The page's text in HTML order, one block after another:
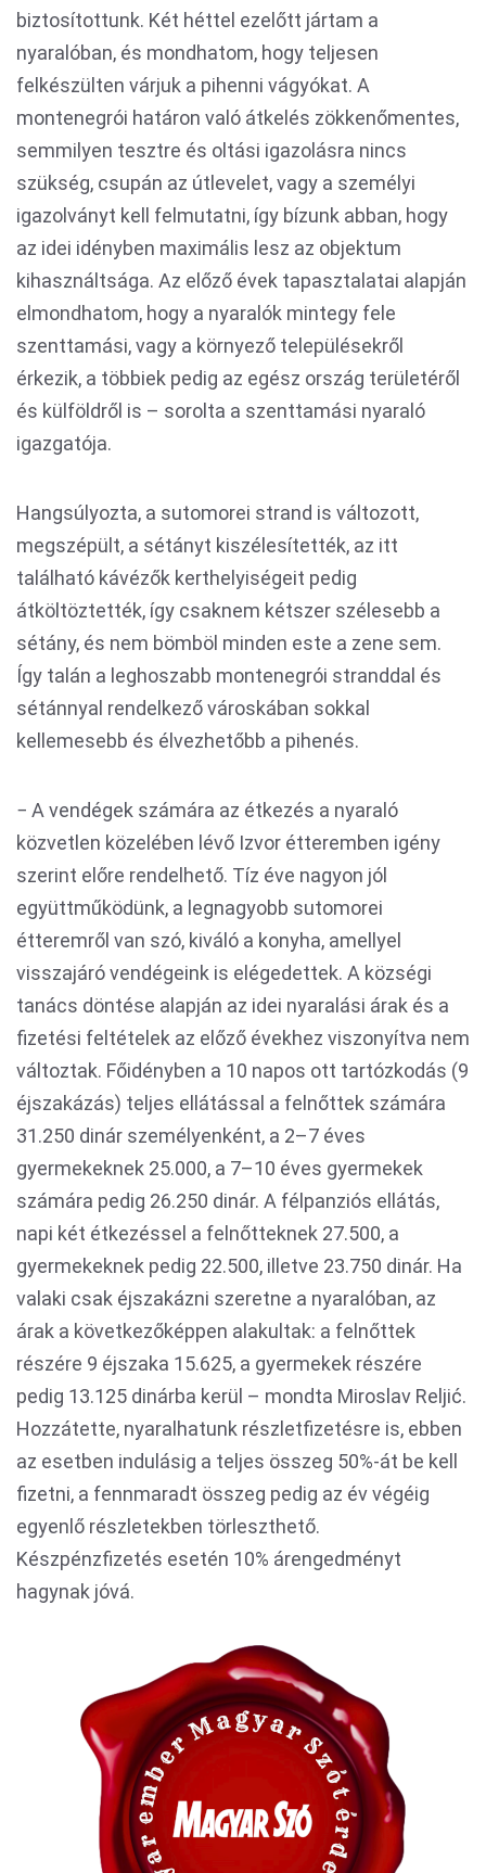
biztosítottunk. Két héttel ezelőtt jártam a
nyaralóban, és mondhatom, hogy teljesen
felkészülten várjuk a pihenni vágyókat. A
montenegrói határon való átkelés zökkenőmentes,
semmilyen tesztre és oltási igazolásra nincs
szükség, csupán az útlevelet, vagy a személyi
igazolványt kell felmutatni, így bízunk abban, hogy
az idei idényben maximális lesz az objektum
kihasználtsága. Az előző évek tapasztalatai alapján
elmondhatom, hogy a nyaralók mintegy fele
szenttamási, vagy a környező településekről
érkezik, a többiek pedig az egész ország területéről
és külföldről is – sorolta a szenttamási nyaraló
igazgatója.
Hangsúlyozta, a sutomorei strand is változott,
megszépült, a sétányt kiszélesítették, az itt
található kávézők kerthelyiségeit pedig
átköltöztették, így csaknem kétszer szélesebb a
sétány, és nem bömböl minden este a zene sem.
Így talán a leghoszabb montenegrói stranddal és
sétánnyal rendelkező városkában sokkal
kellemesebb és élvezhetőbb a pihenés.
− A vendégek számára az étkezés a nyaraló
közvetlen közelében lévő Izvor étteremben igény
szerint előre rendelhető. Tíz éve nagyon jól
együttműködünk, a legnagyobb sutomorei
étteremről van szó, kiváló a konyha, amellyel
visszajáró vendégeink is elégedettek. A községi
tanács döntése alapján az idei nyaralási árak és a
fizetési feltételek az előző évekhez viszonyítva nem
változtak. Főidényben a 10 napos ott tartózkodás (9
éjszakázás) teljes ellátással a felnőttek számára
31.250 dinár személyenként, a 2–7 éves
gyermekeknek 25.000, a 7–10 éves gyermekek
számára pedig 26.250 dinár. A félpanziós ellátás,
napi két étkezéssel a felnőtteknek 27.500, a
gyermekeknek pedig 22.500, illetve 23.750 dinár. Ha
valaki csak éjszakázni szeretne a nyaralóban, az
árak a következőképpen alakultak: a felnőttek
részére 9 éjszaka 15.625, a gyermekek részére
pedig 13.125 dinárba kerül – mondta Miroslav Reljić.
Hozzátette, nyaralhatunk részletfizetésre is, ebben
az esetben indulásig a teljes összeg 50%-át be kell
fizetni, a fennmaradt összeg pedig az év végéig
egyenlő részletekben törleszthető.
Készpénzfizetés esetén 10% árengedményt
hagynak jóvá.